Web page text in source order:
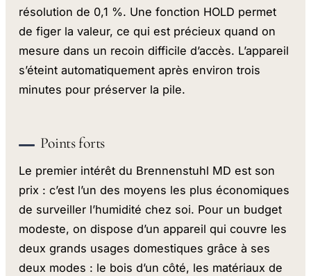
résolution de 0,1 %. Une fonction HOLD permet
de figer la valeur, ce qui est précieux quand on
mesure dans un recoin difficile d’accès. L’appareil
s’éteint automatiquement après environ trois
minutes pour préserver la pile.
Points forts
Le premier intérêt du Brennenstuhl MD est son
prix : c’est l’un des moyens les plus économiques
de surveiller l’humidité chez soi. Pour un budget
modeste, on dispose d’un appareil qui couvre les
deux grands usages domestiques grâce à ses
deux modes : le bois d’un côté, les matériaux de